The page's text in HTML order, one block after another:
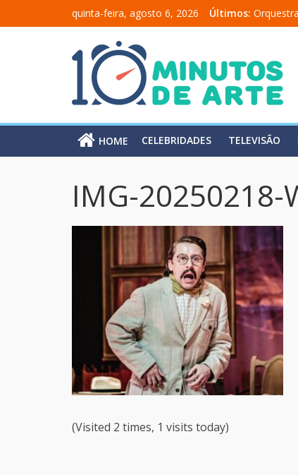
quinta-feira, agosto 6, 2026 Últimos:
Mônica
Carolina
HOME CELEBRIDADES TELEVISÃO
IMG-20250218-
(Visited 2 times, 1 visits today)